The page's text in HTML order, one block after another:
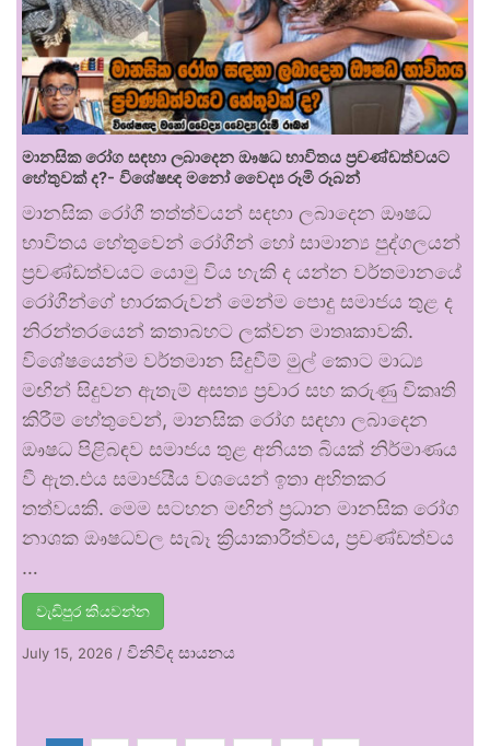
මානසික රෝග සඳහා ලබාදෙන ඖෂධ භාවිතය ප්‍රචණ්ඩත්වයට
හේතුවක් ද?- විශේෂඥ මනෝ වෛද්‍ය රූමි රූබන්
මානසික රෝගී තත්ත්වයන් සඳහා ලබාදෙන ඖෂධ
භාවිතය හේතුවෙන් රෝගීන් හෝ සාමාන්‍ය පුද්ගලයන්
ප්‍රචණ්ඩත්වයට යොමු විය හැකි ද යන්න වර්තමානයේ
රෝගීන්ගේ භාරකරුවන් මෙන්ම පොදු සමාජය තුළ ද
නිරන්තරයෙන් කතාබහට ලක්වන මාතෘකාවකි.
විශේෂයෙන්ම වර්තමාන සිදුවීම් මුල් කොට මාධ්‍ය
මඟින් සිදුවන ඇතැම් අසත්‍ය ප්‍රචාර සහ කරුණු විකෘති
කිරීම් හේතුවෙන්, මානසික රෝග සඳහා ලබාදෙන
ඖෂධ පිළිබඳව සමාජය තුළ අනියත බියක් නිර්මාණය
වී ඇත.එය සමාජයීය වශයෙන් ඉතා අහිතකර
තත්වයකි. මෙම සටහන මඟින් ප්‍රධාන මානසික රෝග
නාශක ඖෂධවල සැබෑ ක්‍රියාකාරීත්වය, ප්‍රචණ්ඩත්වය
…
වැඩිපුර කියවන්න
July 15, 2026 / විනිවිද සායනය